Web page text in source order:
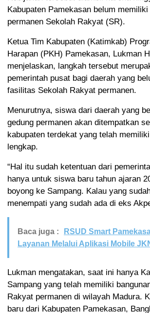
Kabupaten Pamekasan belum memiliki
permanen Sekolah Rakyat (SR).
Ketua Tim Kabupaten (Katimkab)
Harapan (PKH) Pamekasan, Lukman
menjelaskan, langkah tersebut
pemerintah pusat bagi daerah yang
fasilitas Sekolah Rakyat permanen.
Menurutnya, siswa dari daerah yang
gedung permanen akan ditempatkan
kabupaten terdekat yang telah
lengkap.
“Hal itu sudah ketentuan dari
hanya untuk siswa baru tahun ajaran
boyong ke Sampang. Kalau yang
menempati yang sudah ada di eks
Baca juga :
RSUD Smart
Layanan Melalui Aplikasi Mobile
Lukman mengatakan, saat ini hanya
Sampang yang telah memiliki
Rakyat permanen di wilayah Madura.
baru dari Kabupaten Pamekasan,